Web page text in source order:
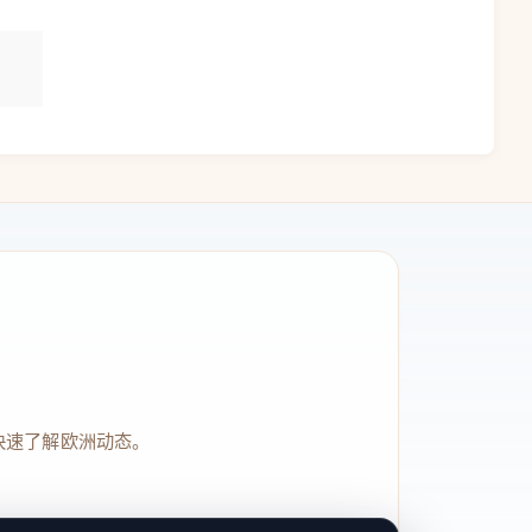
了解欧洲动态。